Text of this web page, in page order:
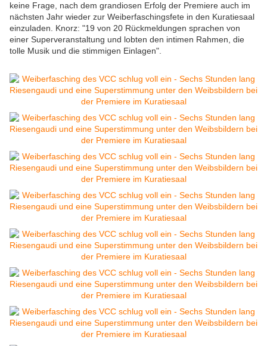
keine Frage, nach dem grandiosen Erfolg der Premiere auch im
nächsten Jahr wieder zur Weiberfaschingsfete in den Kuratiesaal
einzuladen. Knorz: "19 von 20 Rückmeldungen sprachen von
einer Superveranstaltung und lobten den intimen Rahmen, die
tolle Musik und die stimmigen Einlagen".